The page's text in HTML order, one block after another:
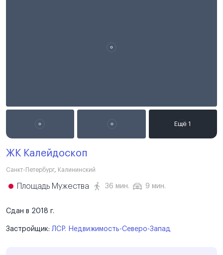
ЖК Калейдоскоп
Санкт-Петербург, Калининский
Площадь Мужества 36 мин. 9 мин.
Сдан в 2018 г.
Застройщик:ЛСР. Недвижимость-Северо-Запад